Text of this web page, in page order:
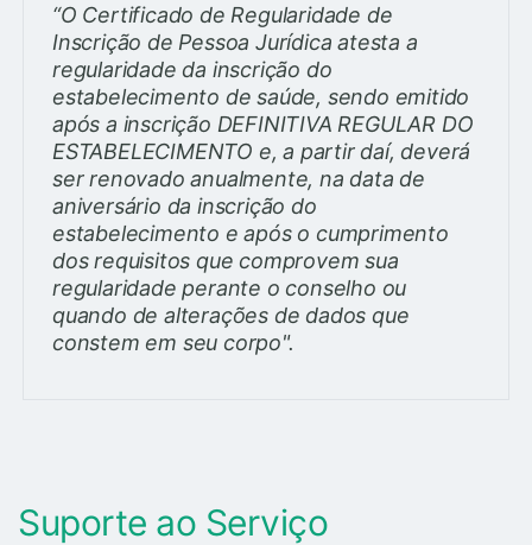
“O Certificado de Regularidade de
Inscrição de Pessoa Jurídica atesta a
regularidade da inscrição do
estabelecimento de saúde, sendo emitido
após a inscrição DEFINITIVA REGULAR DO
ESTABELECIMENTO e, a partir daí, deverá
ser renovado anualmente, na data de
aniversário da inscrição do
estabelecimento e após o cumprimento
dos requisitos que comprovem sua
regularidade perante o conselho ou
quando de alterações de dados que
constem em seu corpo".
Suporte ao Serviço